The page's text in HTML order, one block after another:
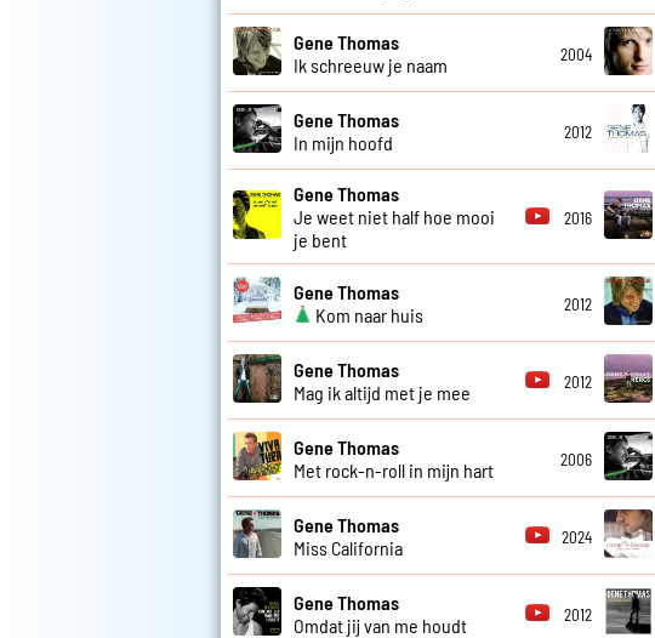
Gene Thomas
Ik schreeuw je naam
2004
Gene Thomas
In mijn hoofd
2012
Gene Thomas
Je weet niet half hoe mooi
je bent
2016
Gene Thomas
Kom naar huis
2012
Gene Thomas
Mag ik altijd met je mee
2012
Gene Thomas
Met rock-n-roll in mijn hart
2006
Gene Thomas
Miss California
2024
Gene Thomas
Omdat jij van me houdt
2012